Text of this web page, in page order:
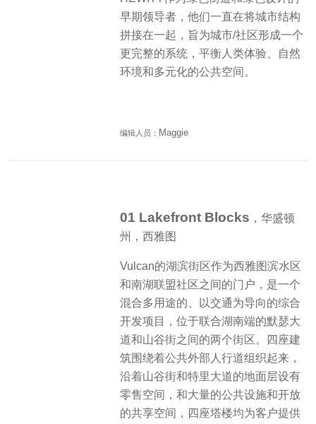
早期领导者，他们一直在将城市结构
拼接在一起，旨为城市/社区形成一个
更完整的系统，平衡人类体验、自然
环境和多元化的公共空间。
编辑人员： Maggie
01 Lakefront Blocks ，华盛顿
州，西雅图
Vulcan的湖滨街区作为西雅图滨水区
和南湖联盟社区之间的门户，是一个
混合多用途的、以交通为导向的综合
开发项目，位于联合湖南端的默瑟大
道和山谷街之间的两个街区。四座建
筑围绕着公共外部人行道组织起来，
沿着山谷街和特里大道的地面层设有
零售空间，和大量的公共设施和开放
的共享空间，四座塔楼均为客户提供